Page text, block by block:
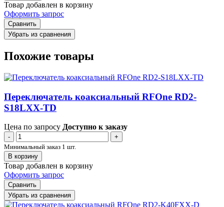
Товар добавлен в корзину
Оформить запрос
Сравнить
Убрать из сравнения
Похожие товары
Переключатель коаксиальный RFOne RD2-
S18LXX-TD
Цена по запросу Доступно к заказу
-
+
Минимальный заказ 1 шт.
В корзину
Товар добавлен в корзину
Оформить запрос
Сравнить
Убрать из сравнения